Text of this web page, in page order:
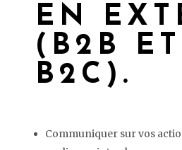
EN
(B2B ET
B2C).
Communiquer sur vos